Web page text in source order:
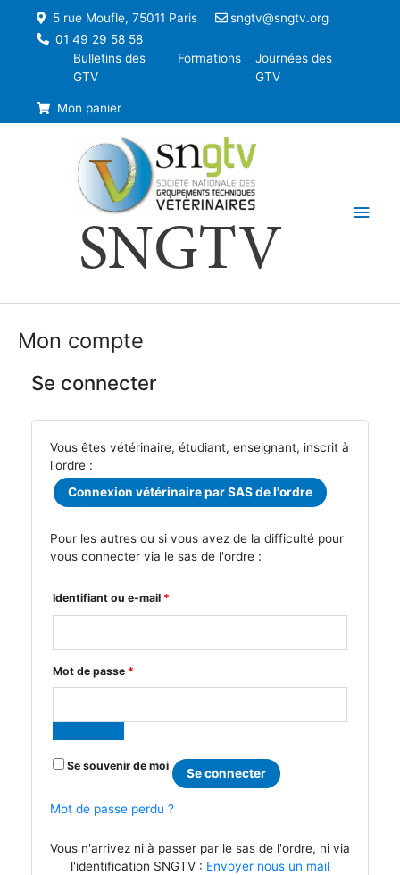
5 rue Moufle, 75011 Paris
sngtv@sngtv.org
01 49 29 58 58
Bulletins des
GTV
Formations
Journées des
GTV
Mon panier
SNGTV
Mon compte
Se connecter
Vous êtes vétérinaire, étudiant, enseignant, inscrit à
l'ordre :
Connexion vétérinaire par SAS de l'ordre
Pour les autres ou si vous avez de la difficulté pour
vous connecter via le sas de l'ordre :
Identifiant ou e-mail *
Mot de passe *
Se souvenir de moi
Se connecter
Mot de passe perdu ?
Vous n'arrivez ni à passer par le sas de l'ordre, ni via
l'identification SNGTV : Envoyer nous un mail